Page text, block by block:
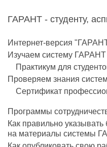
ГАРАНТ - студенту,
Интернет-версия
Изучаем систему ГАРАНТ
Практикум для
Проверяем знания
Сертификат
Программы
Как правильно
на материалы системы